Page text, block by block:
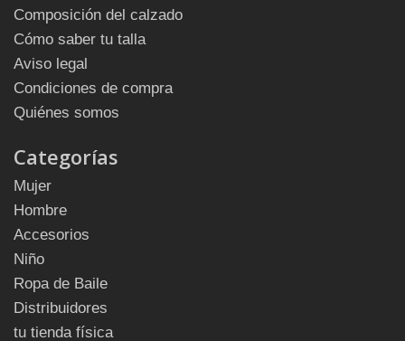
Composición del calzado
Cómo saber tu talla
Aviso legal
Condiciones de compra
Quiénes somos
Categorías
Mujer
Hombre
Accesorios
Niño
Ropa de Baile
Distribuidores
tu tienda física